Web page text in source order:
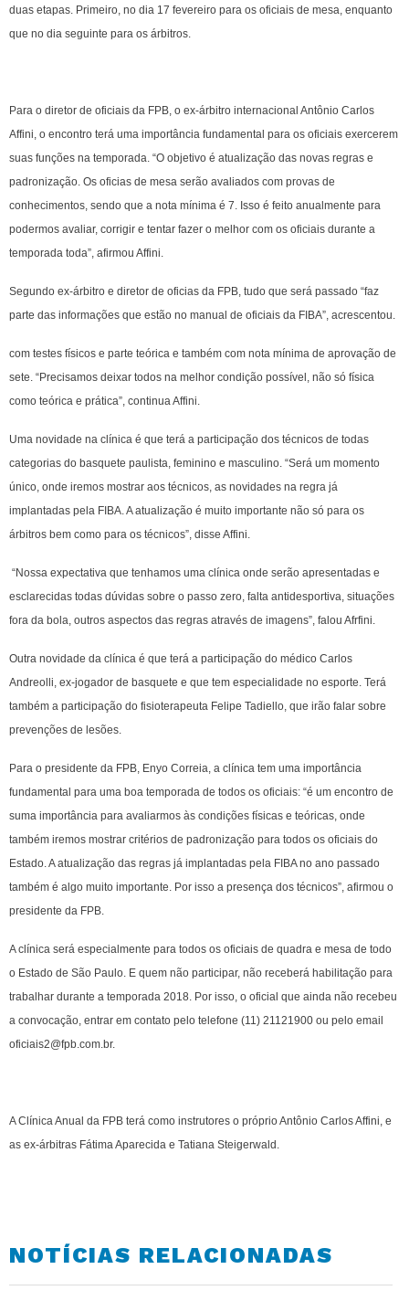
duas etapas. Primeiro, no dia 17 fevereiro para os oficiais de mesa, enquanto
que no dia seguinte para os árbitros.
Para o diretor de oficiais da FPB, o ex-árbitro internacional Antônio Carlos
Affini, o encontro terá uma importância fundamental para os oficiais exercerem
suas funções na temporada. “O objetivo é atualização das novas regras e
padronização. Os oficias de mesa serão avaliados com provas de
conhecimentos, sendo que a nota mínima é 7. Isso é feito anualmente para
podermos avaliar, corrigir e tentar fazer o melhor com os oficiais durante a
temporada toda”, afirmou Affini.
Segundo ex-árbitro e diretor de oficias da FPB, tudo que será passado “faz
parte das informações que estão no manual de oficiais da FIBA”, acrescentou.
com testes físicos e parte teórica e também com nota mínima de aprovação de
sete. “Precisamos deixar todos na melhor condição possível, não só física
como teórica e prática”, continua Affini.
Uma novidade na clínica é que terá a participação dos técnicos de todas
categorias do basquete paulista, feminino e masculino. “Será um momento
único, onde iremos mostrar aos técnicos, as novidades na regra já
implantadas pela FIBA. A atualização é muito importante não só para os
árbitros bem como para os técnicos”, disse Affini.
“Nossa expectativa que tenhamos uma clínica onde serão apresentadas e
esclarecidas todas dúvidas sobre o passo zero, falta antidesportiva, situações
fora da bola, outros aspectos das regras através de imagens”, falou Afrfini.
Outra novidade da clínica é que terá a participação do médico Carlos
Andreolli, ex-jogador de basquete e que tem especialidade no esporte. Terá
também a participação do fisioterapeuta Felipe Tadiello, que irão falar sobre
prevenções de lesões.
Para o presidente da FPB, Enyo Correia, a clínica tem uma importância
fundamental para uma boa temporada de todos os oficiais: “é um encontro de
suma importância para avaliarmos às condições físicas e teóricas, onde
também iremos mostrar critérios de padronização para todos os oficiais do
Estado. A atualização das regras já implantadas pela FIBA no ano passado
também é algo muito importante. Por isso a presença dos técnicos”, afirmou o
presidente da FPB.
A clínica será especialmente para todos os oficiais de quadra e mesa de todo
o Estado de São Paulo. E quem não participar, não receberá habilitação para
trabalhar durante a temporada 2018. Por isso, o oficial que ainda não recebeu
a convocação, entrar em contato pelo telefone (11) 21121900 ou pelo email
oficiais2@fpb.com.br.
A Clínica Anual da FPB terá como instrutores o próprio Antônio Carlos Affini, e
as ex-árbitras Fátima Aparecida e Tatiana Steigerwald.
NOTÍCIAS RELACIONADAS